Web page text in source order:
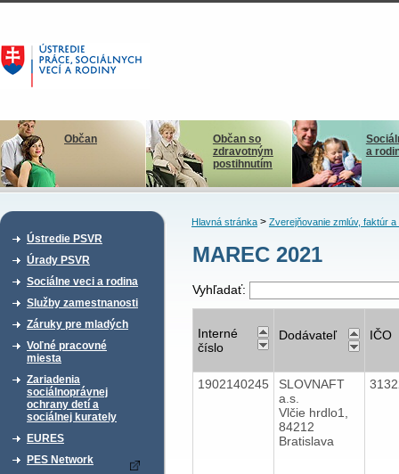
Občan
Občan so
zdravotným
postihnutím
a
Ústredie PSVR
Úrady PSVR
Sociálne veci a rodina
Služby zamestnanosti
Záruky pre mladých
Voľné pracovné
miesta
Zariadenia
sociálnoprávnej
ochrany detí a
sociálnej kurately
EURES
PES Network
Hlavná stránka> Zverejňovanie zmlúv, faktúr a
MAREC 2021
Vyhľadať:
Interné
číslo
Dodávateľ IČO
1902140245
SLOVNAFT
a.s.
Vlčie hrdlo1,
84212
Bratislava